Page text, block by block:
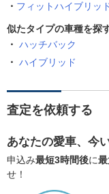
フィットハイブリッ
似たタイプの車種を探
ハッチバック
ハイブリッド
査定を依頼する
あなたの愛車、今
申込み最短3時間後に
せ！